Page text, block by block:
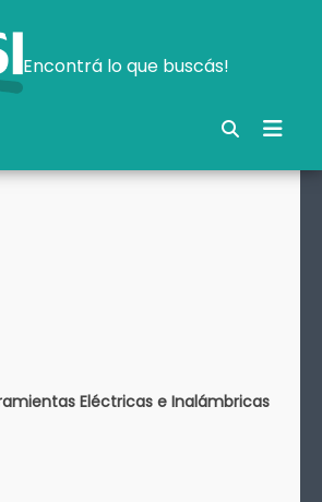
Encontrá lo que buscás!
Eléctricas e Inalámbricas